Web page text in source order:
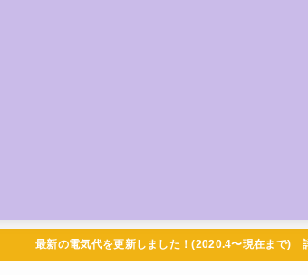
最新の電気代を更新しました！(2020.4〜現在まで)